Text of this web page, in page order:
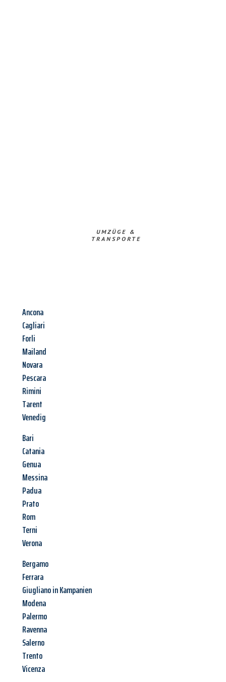
UMZÜGE &
TRANSPORTE
Ancona
Cagliari
Forli
Mailand
Novara
Pescara
Rimini
Tarent
Venedig
Bari
Catania
Genua
Messina
Padua
Prato
Rom
Terni
Verona
Bergamo
Ferrara
Giugliano in Kampanien
Modena
Palermo
Ravenna
Salerno
Trento
Vicenza